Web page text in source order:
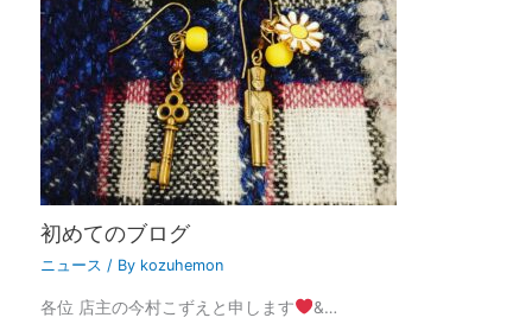
初めてのブログ
ニュース / By kozuhemon
各位 店主の今村こずえと申します &…